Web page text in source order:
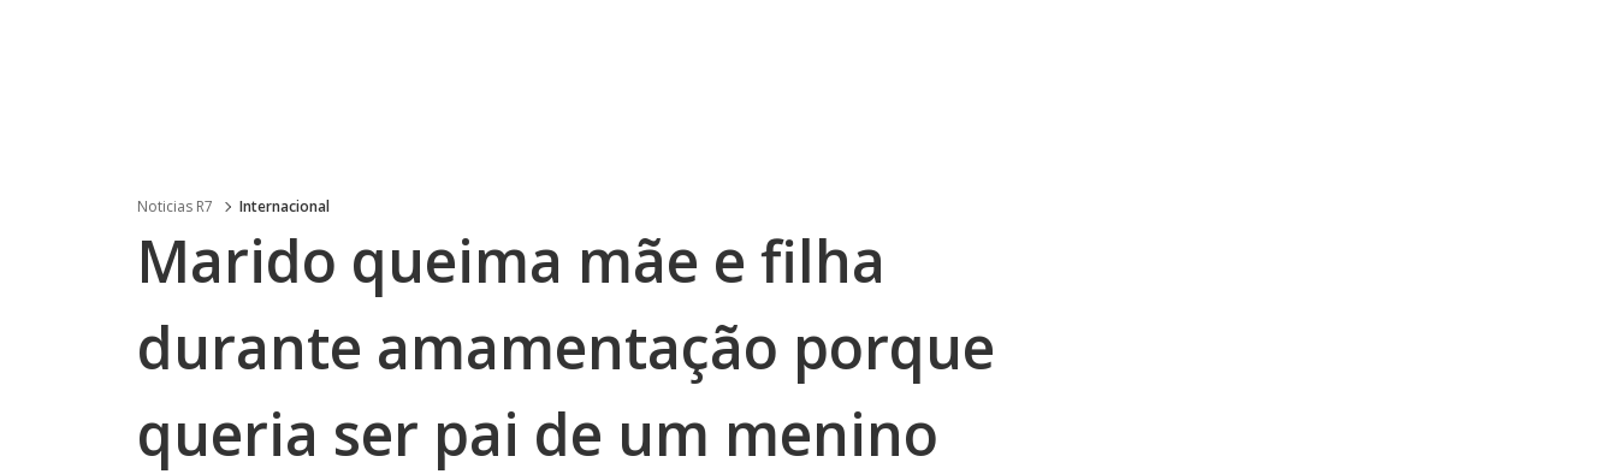
Noticias R7 Internacional
Marido queima mãe e filha
durante amamentação porque
queria ser pai de um menino